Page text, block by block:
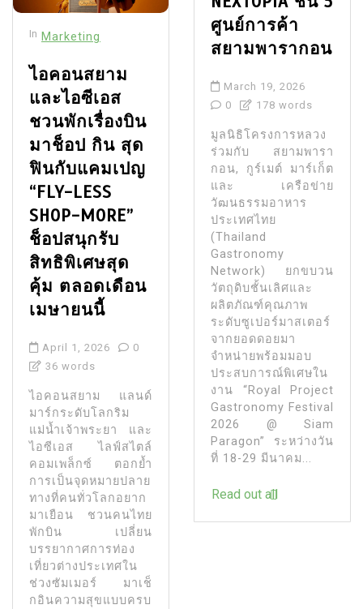
In Marketing
ไอคอนสยาม
และไอซีเอส
ชวนพักเรื่องบิน
มาช็อป กิน สุด
ฟินกับแคมเปญ
“FLY-LESS
SHOP-MORE”
ช็อปสนุกรับ
สิทธิพิเศษสุด
คุ้ม ตลอดเดือน
เมษายนนี้
April 1, 2026
0
36 words
ไอคอนสยาม แลนด์
มาร์กระดับโลกริม
แม่น้ำเจ้าพระยา และ
ไอซีเอส ไลฟ์สไตล์
คอมเพล็กซ์ ตอกย้ำ
การเป็นจุดหมายปลาย
ทางที่คนทั่วโลกอยาก
มาเยือน ชวนคนไทย
พักบิน เปลี่ยน
บรรยากาศการท่อง
เที่ยวต่างประเทศใน
ช่วงซัมเมอร์ มาเช็
กอินความสุขแบบครบ
ศูนย์การค้า
สยามพารากอน
March 19, 2026
0
178 words
มูลนิธิโครงการหลวง
ร่วมกับ สยามพารา
กอน, กูร์เมต์ มาร์เก็ต
และ เครือข่าย
วัฒนธรรมอาหาร
ประเทศไทย
(Thailand
Gastronomy
Network) ยกขบวน
วัตถุดิบชั้นเลิศและ
ผลิตภัณฑ์คุณภาพ
ระดับซูเปอร์มาสเตอร์
จากยอดดอยมา
จำหน่ายพร้อมมอบ
ประสบการณ์พิเศษใน
งาน “Royal Project
Gastronomy Festival
2026 @ Siam
Paragon” ระหว่างวัน
ที่ 18-29 มีนาคม...
Read out all